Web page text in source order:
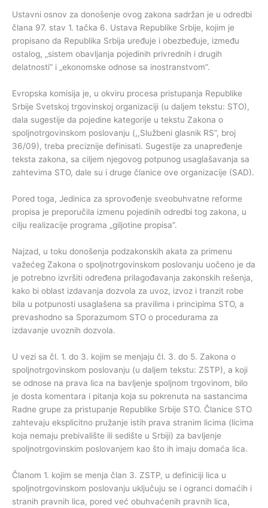
Ustavni osnov za donošenje ovog zakona sadržan je u odredbi
člana 97. stav 1. tačka 6. Ustava Republike Srbije, kojim je
propisano da Republika Srbija uređuje i obezbeđuje, između
ostalog, „sistem obavljanja pojedinih privrednih i drugih
delatnosti” i „ekonomske odnose sa inostranstvom”.
Evropska komisija je, u okviru procesa pristupanja Republike
Srbije Svetskoj trgovinskoj organizaciji (u daljem tekstu: STO),
dala sugestije da pojedine kategorije u tekstu Zakona o
spoljnotrgovinskom poslovanju (,,Službeni glasnik RS”, broj
36/09), treba preciznije definisati. Sugestije za unapređenje
teksta zakona, sa ciljem njegovog potpunog usaglašavanja sa
zahtevima STO, dale su i druge članice ove organizacije (SAD).
Pored toga, Jedinica za sprovođenje sveobuhvatne reforme
propisa je preporučila izmenu pojedinih odredbi tog zakona, u
cilju realizacije programa „giljotine propisa”.
Najzad, u toku donošenja podzakonskih akata za primenu
važećeg Zakona o spoljnotrgovinskom poslovanju uočeno je da
je potrebno izvršiti određena prilagođavanja zakonskih rešenja,
kako bi oblast izdavanja dozvola za uvoz, izvoz i tranzit robe
bila u potpunosti usaglašena sa pravilima i principima STO, a
prevashodno sa Sporazumom STO o procedurama za
izdavanje uvoznih dozvola.
U vezi sa čl. 1. do 3. kojim se menjaju čl. 3. do 5. Zakona o
spoljnotrgovinskom poslovanju (u daljem tekstu: ZSTP), a koji
se odnose na prava lica na bavljenje spoljnom trgovinom, bilo
je dosta komentara i pitanja koja su pokrenuta na sastancima
Radne grupe za pristupanje Republike Srbije STO. Članice STO
zahtevaju eksplicitno pružanje istih prava stranim licima (licima
koja nemaju prebivalište ili sedište u Srbiji) za bavljenje
spoljnotrgovinskim poslovanjem kao što ih imaju domaća lica.
Članom 1. kojim se menja član 3. ZSTP, u definiciji lica u
spoljnotrgovinskom poslovanju uključuju se i ogranci domaćih i
stranih pravnih lica, pored već obuhvaćenih pravnih lica,